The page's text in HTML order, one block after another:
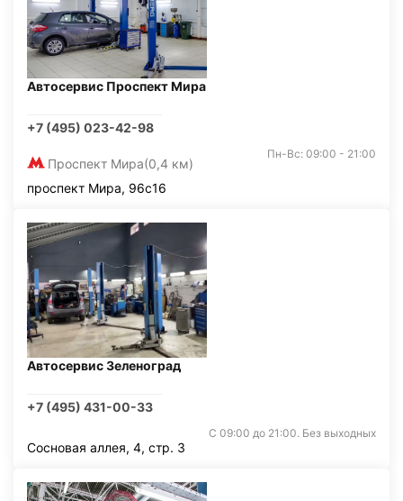
Автосервис Проспект Мира
+7 (495) 023-42-98
Проспект Мира(0,4 км)
Пн-Вс: 09:00 - 21:00
проспект Мира, 96с16
Автосервис Зеленоград
+7 (495) 431-00-33
С 09:00 до 21:00. Без выходных
Сосновая аллея, 4, стр. 3